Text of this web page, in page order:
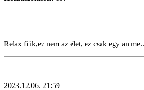
Relax fiúk,ez nem az élet, ez csak egy
2023.12.06. 21:59